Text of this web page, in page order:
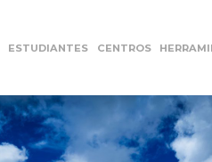
ESTUDIANTES CENTROS